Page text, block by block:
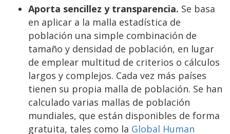
Aporta sencillez y transparencia. Se basa
en aplicar a la malla estadística de
población una simple combinación de
tamaño y densidad de población, en lugar
de emplear multitud de criterios o cálculos
largos y complejos. Cada vez más países
tienen su propia malla de población. Se han
calculado varias mallas de población
mundiales, que están disponibles de forma
gratuita, tales como la Global Human